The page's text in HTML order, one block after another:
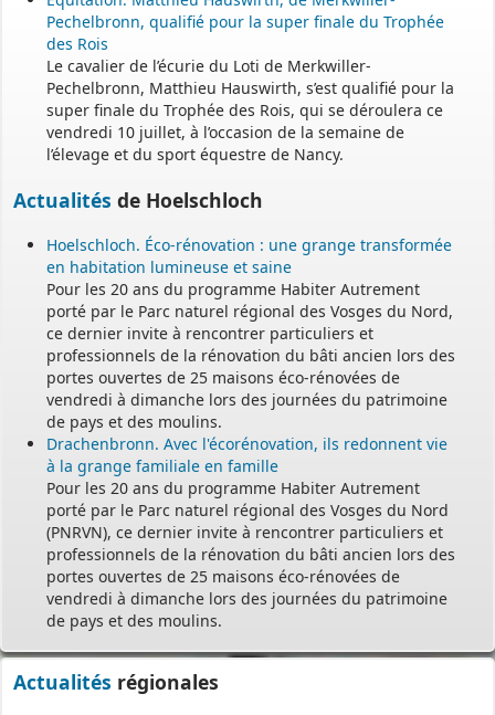
Vous trouverez les listes des assistants maternels
et MAM par commune sur le site :https://www.bas-rhin.fr/carte-
assistants-maternels-bas-rhin/.
Il est mis à jour tous les vendredis.
Le sitehttps://monenfant.fr/de la CAF présente les disponibilités
Permanence mairie
Le secrétariat est fermé le samedi matin.
Une permanence est assurée par le maire, sur rendez-vous.
Pechelbronn, qualifié pour la super finale du Trophée
des Rois
Le cavalier de l’écurie du Loti de Merkwiller-
Pechelbronn, Matthieu Hauswirth, s’est qualifié pour la
super finale du Trophée des Rois, qui se déroulera ce
vendredi 10 juillet, à l’occasion de la semaine de
l’élevage et du sport équestre de Nancy.
Actualités de Hoelschloch
Hoelschloch. Éco-rénovation : une grange transformée
en habitation lumineuse et saine
Pour les 20 ans du programme Habiter Autrement
porté par le Parc naturel régional des Vosges du Nord,
ce dernier invite à rencontrer particuliers et
professionnels de la rénovation du bâti ancien lors des
portes ouvertes de 25 maisons éco-rénovées de
vendredi à dimanche lors des journées du patrimoine
de pays et des moulins.
Drachenbronn. Avec l'écorénovation, ils redonnent vie
à la grange familiale en famille
Pour les 20 ans du programme Habiter Autrement
porté par le Parc naturel régional des Vosges du Nord
(PNRVN), ce dernier invite à rencontrer particuliers et
professionnels de la rénovation du bâti ancien lors des
portes ouvertes de 25 maisons éco-rénovées de
vendredi à dimanche lors des journées du patrimoine
de pays et des moulins.
Actualités régionales